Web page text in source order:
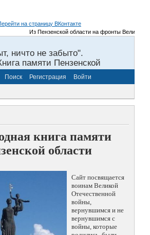
Из Пензенской области на фронты Великой
ничто не забыто".
памяти Пензенской
Поиск Регистрация Войти
книга памяти
области
Сайт посвящается
воинам Великой
Отечественной
войны,
вернувшимся и не
вернувшимся с
войны, которые